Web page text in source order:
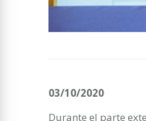
03/10/2020
Durante el parte